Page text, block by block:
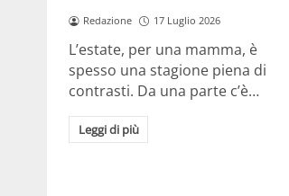
Redazione 17 Luglio 2026
L’estate, per una mamma, è
spesso una stagione piena di
contrasti. Da una parte c’è…
Leggi di più